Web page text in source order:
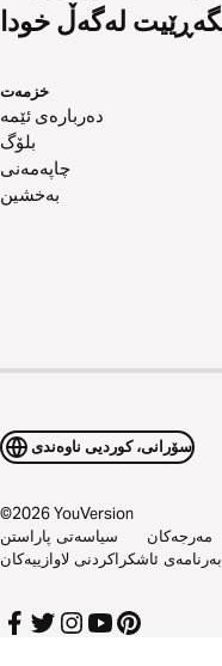
خزمەت
دەربارەی ئێمە
بلۆگ
چاپەمەنی
بەخشین
سۆرانی، کوردیی ناوەندی
©2026YouVersion
سیاسەتی پاراستن
مەرجەکان
بەرنامەی ئاشکراکردنی لاوازییەکان